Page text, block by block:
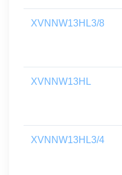
XVNNW13HL3/8
XVNNW13HL
XVNNW13HL3/4